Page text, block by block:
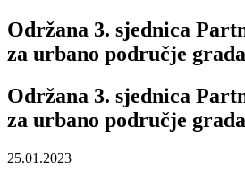
Održana 3. sjednica
za urbano područje
Održana 3. sjednica
za urbano područje
25.01.2023